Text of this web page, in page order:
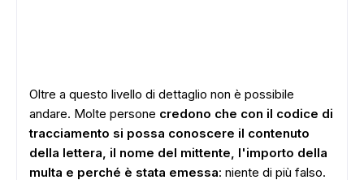
Oltre a questo livello di dettaglio non è possibile
andare. Molte persone credono che con il codice di
tracciamento si possa conoscere il contenuto
della lettera, il nome del mittente, l'importo della
multa e perché è stata emessa: niente di più falso.